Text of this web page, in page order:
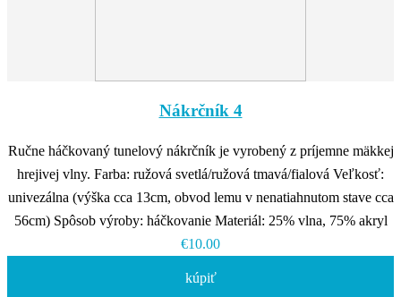
Nákrčník 4
Ručne háčkovaný tunelový nákrčník je vyrobený z príjemne mäkkej
hrejivej vlny. Farba: ružová svetlá/ružová tmavá/fialová Veľkosť:
univezálna (výška cca 13cm, obvod lemu v nenatiahnutom stave cca
56cm) Spôsob výroby: háčkovanie Materiál: 25% vlna, 75% akryl
€10.00
kúpiť